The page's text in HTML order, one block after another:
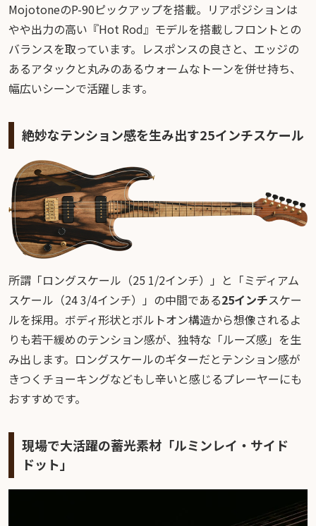
MojotoneのP-90ピックアップを搭載。リアポジションは
やや出力の高い『Hot Rod』モデルを搭載しフロントとの
バランスを取っています。レスポンスの良さと、エッジの
あるアタックと丸みのあるウォームなトーンを併せ持ち、
幅広いシーンで活躍します。
絶妙なテンション感を生み出す25インチスケール
所謂「ロングスケール（25 1/2インチ）」と「ミディアム
スケール（24 3/4インチ）」の中間である25インチスケー
ルを採用。ボディ形状とボルトオン構造から想像されるよ
りも若干緩めのテンション感が、独特な「ルーズ感」を生
み出します。ロングスケールのギターだとテンション感が
きつくチョーキングなどもし辛いと感じるプレーヤーにも
おすすめです。
現場で大活躍の蓄光素材「ルミンレイ・サイド
ドット」